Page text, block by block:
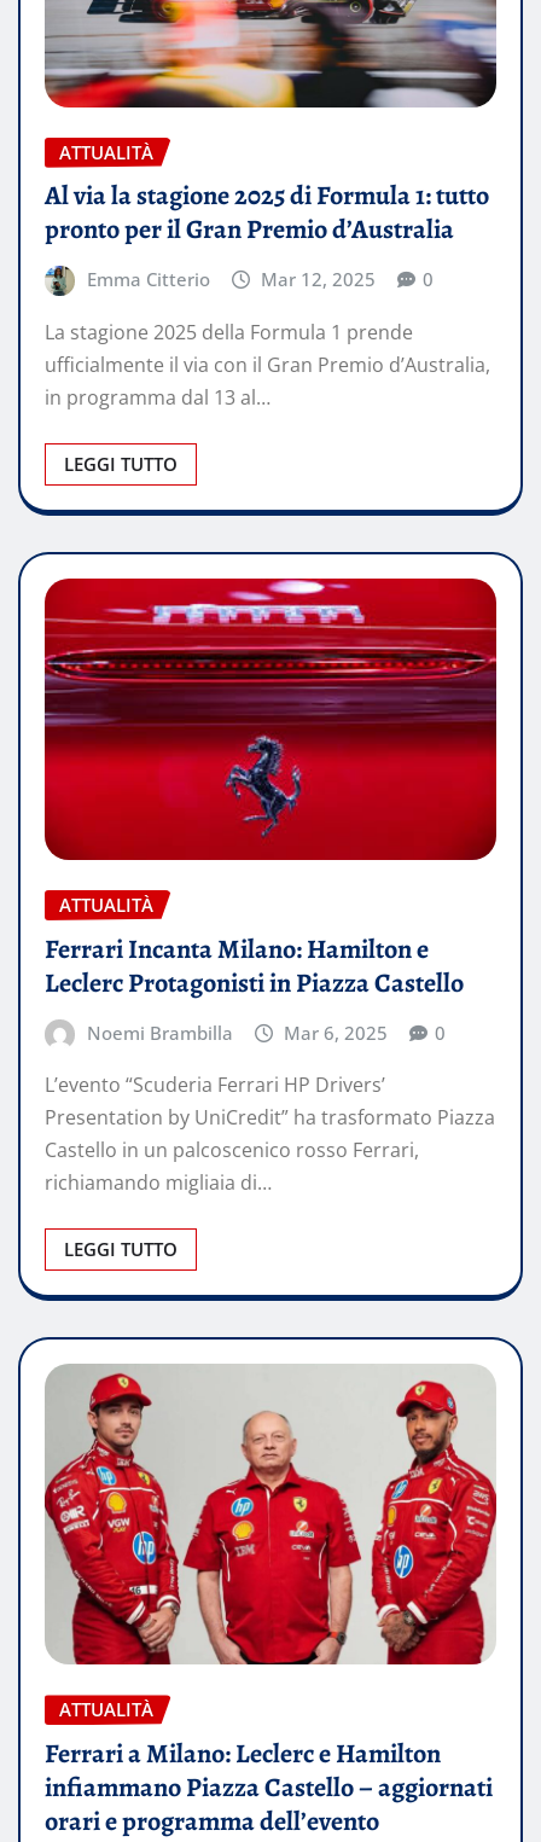
ATTUALITÀ
Al via la stagione 2025 di Formula 1: tutto
pronto per il Gran Premio d’Australia
Emma Citterio Mar 12, 2025 0
La stagione 2025 della Formula 1 prende
ufficialmente il via con il Gran Premio d’Australia,
in programma dal 13 al…
LEGGI TUTTO
ATTUALITÀ
Ferrari Incanta Milano: Hamilton e
Leclerc Protagonisti in Piazza Castello
Noemi Brambilla Mar 6, 2025 0
L’evento “Scuderia Ferrari HP Drivers’
Presentation by UniCredit” ha trasformato Piazza
Castello in un palcoscenico rosso Ferrari,
richiamando migliaia di…
LEGGI TUTTO
ATTUALITÀ
Ferrari a Milano: Leclerc e Hamilton
infiammano Piazza Castello – aggiornati
orari e programma dell’evento